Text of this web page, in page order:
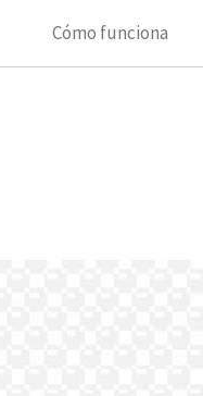
Cómo funciona